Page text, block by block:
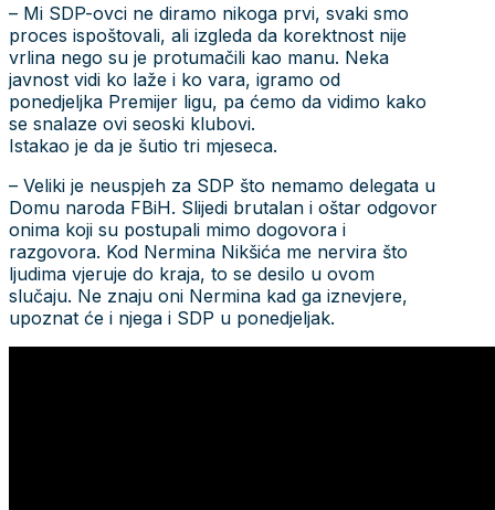
– Mi SDP-ovci ne diramo nikoga prvi, svaki smo
proces ispoštovali, ali izgleda da korektnost nije
vrlina nego su je protumačili kao manu. Neka
javnost vidi ko laže i ko vara, igramo od
ponedjeljka Premijer ligu, pa ćemo da vidimo kako
se snalaze ovi seoski klubovi.
Istakao je da je šutio tri mjeseca.
– Veliki je neuspjeh za SDP što nemamo delegata u
Domu naroda FBiH. Slijedi brutalan i oštar odgovor
onima koji su postupali mimo dogovora i
razgovora. Kod Nermina Nikšića me nervira što
ljudima vjeruje do kraja, to se desilo u ovom
slučaju. Ne znaju oni Nermina kad ga iznevjere,
upoznat će i njega i SDP u ponedjeljak.